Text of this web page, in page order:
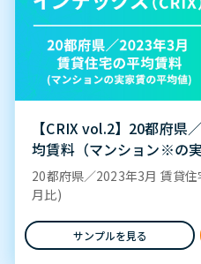
【CRIX vol.2】20都府県
均賃料（マンション※の実
20都府県／2023年3月 賃貸
月比)
サンプルを見る